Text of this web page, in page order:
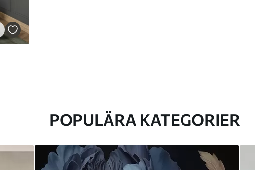
POPULÄRA KATEGORIER